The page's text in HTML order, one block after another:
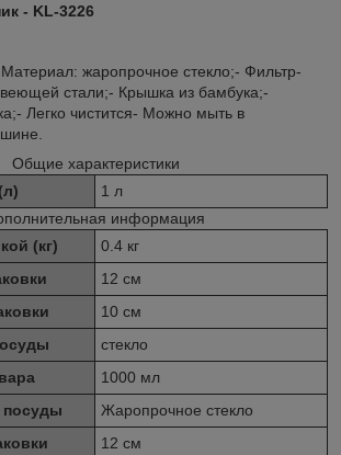
- KL-3226
жаропрочное стекло;- Фильтр-
стали;- Крышка из бамбука;-
Легко чистится- Можно мыть в
Общие характеристики
1 л
информация
(кг)
0.4 кг
12 см
10 см
стекло
1000 мл
посуды
Жаропрочное стекло
12 см